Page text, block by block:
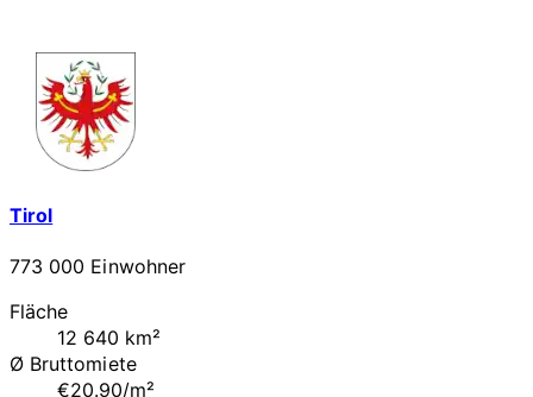
Tirol
773 000 Einwohner
Fläche
12 640 km²
Ø Bruttomiete
€20.90/m²